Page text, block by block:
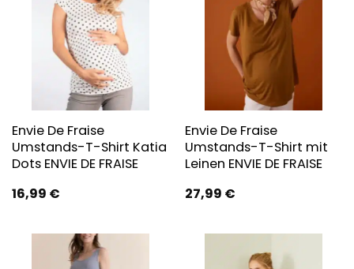
Envie De Fraise
Umstands-T-Shirt Katia
Dots ENVIE DE FRAISE
16,99 €
Envie De Fraise
Umstands-T-Shirt mit
Leinen ENVIE DE FRAISE
27,99 €